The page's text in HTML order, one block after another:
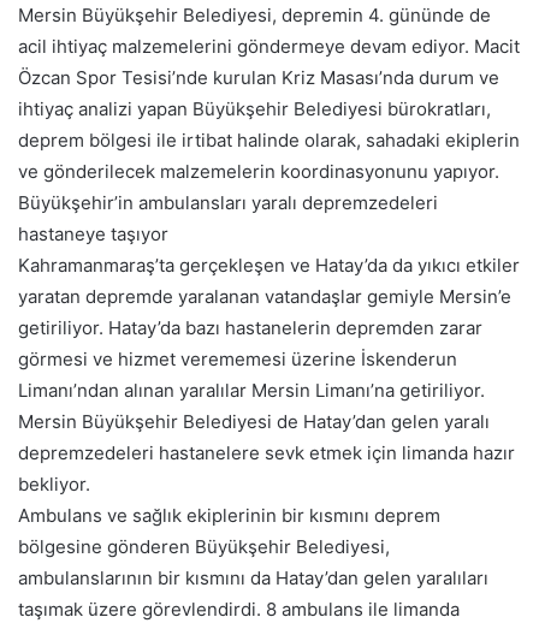
Mersin Büyükşehir Belediyesi, depremin 4. gününde de
acil ihtiyaç malzemelerini göndermeye devam ediyor. Macit
Özcan Spor Tesisi’nde kurulan Kriz Masası’nda durum ve
ihtiyaç analizi yapan Büyükşehir Belediyesi bürokratları,
deprem bölgesi ile irtibat halinde olarak, sahadaki ekiplerin
ve gönderilecek malzemelerin koordinasyonunu yapıyor.
Büyükşehir’in ambulansları yaralı depremzedeleri
hastaneye taşıyor
Kahramanmaraş’ta gerçekleşen ve Hatay’da da yıkıcı etkiler
yaratan depremde yaralanan vatandaşlar gemiyle Mersin’e
getiriliyor. Hatay’da bazı hastanelerin depremden zarar
görmesi ve hizmet verememesi üzerine İskenderun
Limanı’ndan alınan yaralılar Mersin Limanı’na getiriliyor.
Mersin Büyükşehir Belediyesi de Hatay’dan gelen yaralı
depremzedeleri hastanelere sevk etmek için limanda hazır
bekliyor.
Ambulans ve sağlık ekiplerinin bir kısmını deprem
bölgesine gönderen Büyükşehir Belediyesi,
ambulanslarının bir kısmını da Hatay’dan gelen yaralıları
taşımak üzere görevlendirdi. 8 ambulans ile limanda